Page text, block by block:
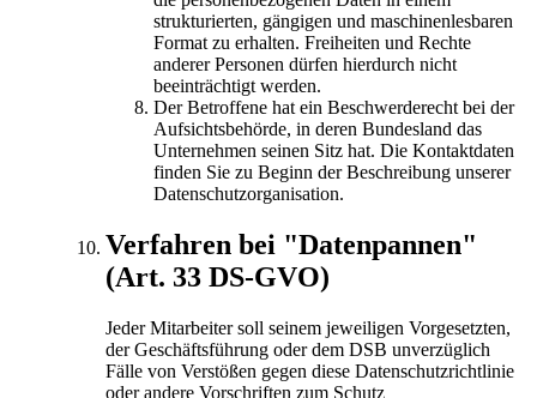
strukturierten, gängigen und maschinenlesbaren
Format zu erhalten. Freiheiten und Rechte
anderer Personen dürfen hierdurch nicht
beeinträchtigt werden.
Der Betroffene hat ein Beschwerderecht bei der
Aufsichtsbehörde, in deren Bundesland das
Unternehmen seinen Sitz hat. Die Kontaktdaten
finden Sie zu Beginn der Beschreibung unserer
Datenschutzorganisation.
Verfahren bei "Datenpannen"
(Art. 33 DS-GVO)
Jeder Mitarbeiter soll seinem jeweiligen Vorgesetzten,
der Geschäftsführung oder dem DSB unverzüglich
Fälle von Verstößen gegen diese Datenschutzrichtlinie
oder andere Vorschriften zum Schutz